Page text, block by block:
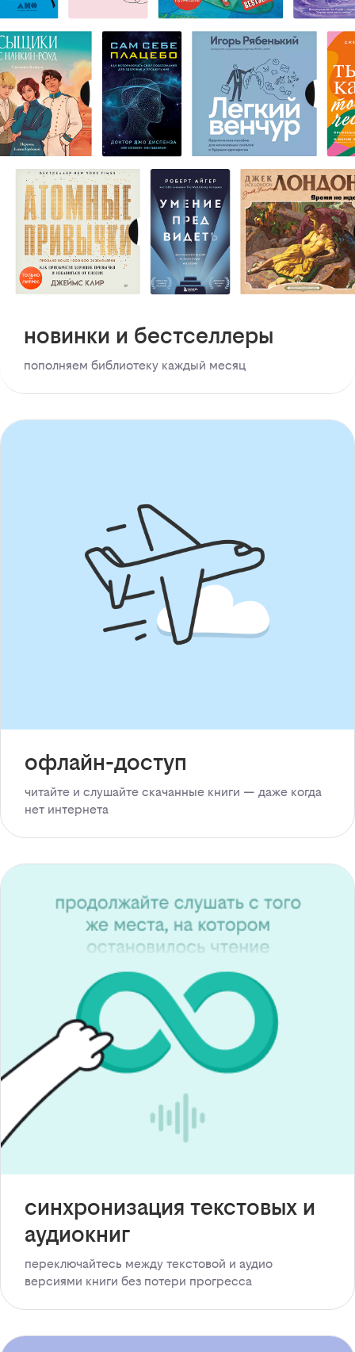
новинки и бестселлеры
пополняем библиотеку каждый месяц
офлайн-доступ
читайте и слушайте скачанные книги — даже когда
нет интернета
синхронизация текстовых и
аудиокниг
переключайтесь между текстовой и аудио
версиями книги без потери прогресса